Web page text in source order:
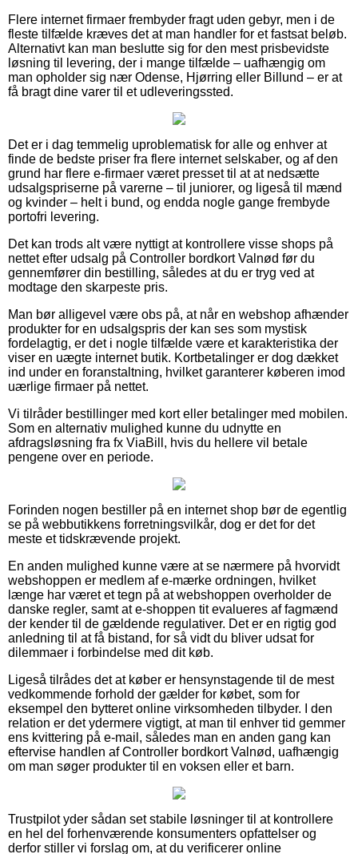
Flere internet firmaer frembyder fragt uden gebyr, men i de
fleste tilfælde kræves det at man handler for et fastsat beløb.
Alternativt kan man beslutte sig for den mest prisbevidste
løsning til levering, der i mange tilfælde – uafhængig om
man opholder sig nær Odense, Hjørring eller Billund – er at
få bragt dine varer til et udleveringssted.
Det er i dag temmelig uproblematisk for alle og enhver at
finde de bedste priser fra flere internet selskaber, og af den
grund har flere e-firmaer været presset til at at nedsætte
udsalgspriserne på varerne – til juniorer, og ligeså til mænd
og kvinder – helt i bund, og endda nogle gange frembyde
portofri levering.
Det kan trods alt være nyttigt at kontrollere visse shops på
nettet efter udsalg på Controller bordkort Valnød før du
gennemfører din bestilling, således at du er tryg ved at
modtage den skarpeste pris.
Man bør alligevel være obs på, at når en webshop afhænder
produkter for en udsalgspris der kan ses som mystisk
fordelagtig, er det i nogle tilfælde være et karakteristika der
viser en uægte internet butik. Kortbetalinger er dog dækket
ind under en foranstaltning, hvilket garanterer køberen imod
uærlige firmaer på nettet.
Vi tilråder bestillinger med kort eller betalinger med mobilen.
Som en alternativ mulighed kunne du udnytte en
afdragsløsning fra fx ViaBill, hvis du hellere vil betale
pengene over en periode.
Forinden nogen bestiller på en internet shop bør de egentlig
se på webbutikkens forretningsvilkår, dog er det for det
meste et tidskrævende projekt.
En anden mulighed kunne være at se nærmere på hvorvidt
webshoppen er medlem af e-mærke ordningen, hvilket
længe har været et tegn på at webshoppen overholder de
danske regler, samt at e-shoppen tit evalueres af fagmænd
der kender til de gældende regulativer. Det er en rigtig god
anledning til at få bistand, for så vidt du bliver udsat for
dilemmaer i forbindelse med dit køb.
Ligeså tilrådes det at køber er hensynstagende til de mest
vedkommende forhold der gælder for købet, som for
eksempel den bytteret online virksomheden tilbyder. I den
relation er det ydermere vigtigt, at man til enhver tid gemmer
ens kvittering på e-mail, således man en anden gang kan
eftervise handlen af Controller bordkort Valnød, uafhængig
om man søger produkter til en voksen eller et barn.
Trustpilot yder sådan set stabile løsninger til at kontrollere
en hel del forhenværende konsumenters opfattelser og
derfor stiller vi forslag om, at du verificerer online